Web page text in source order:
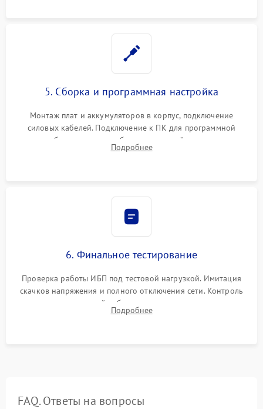
5. Сборка и программная настройка
Монтаж плат и аккумуляторов в корпус, подключение
силовых кабелей. Подключение к ПК для программной
калибровки констант батареи, настройки порогов
срабатывания AVR и сброса счетчиков старения АКБ.
Подробнее
6. Финальное тестирование
Проверка работы ИБП под тестовой нагрузкой. Имитация
скачков напряжения и полного отключения сети. Контроль
времени автономной работы, температурного режима и
корректности формы выходного сигнала.
Подробнее
FAQ. Ответы на вопросы